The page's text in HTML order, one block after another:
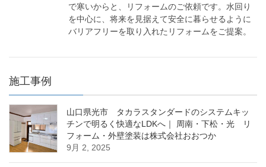
で寒いからと、リフォームのご依頼です。水回り
を中心に、将来を見据えて安全に暮らせるように
バリアフリーを取り入れたリフォームをご提案。
施工事例
山口県光市 タカラスタンダードのシステムキッ
チンで明るく快適なLDKへ｜ 周南・下松・光 リ
フォーム・外壁塗装は株式会社おおつか
9月 2, 2025